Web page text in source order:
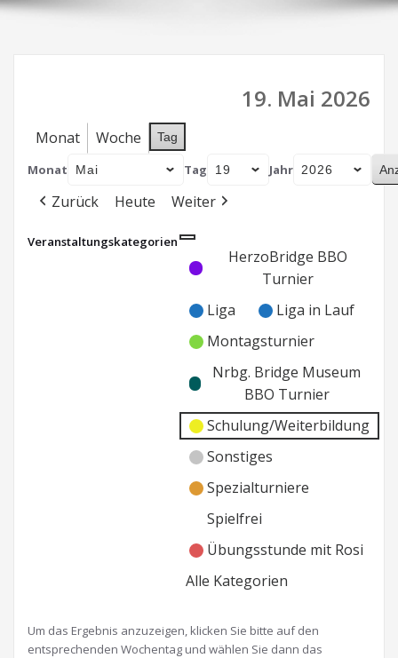
19. Mai 2026
Monat Woche Tag
Monat Tag Jahr
Zurück Heute Weiter
Veranstaltungskategorien
Kategorie
ohne
Kategorie
HerzoBridge BBO
Turnier
Liga
Liga in Lauf
Montagsturnier
Nrbg. Bridge Museum
BBO Turnier
Schulung/Weiterbildung
Sonstiges
Spezialturniere
Spielfrei
Übungsstunde mit Rosi
Alle Kategorien
Um das Ergebnis anzuzeigen, klicken Sie bitte auf den
entsprechenden Wochentag und wählen Sie dann das